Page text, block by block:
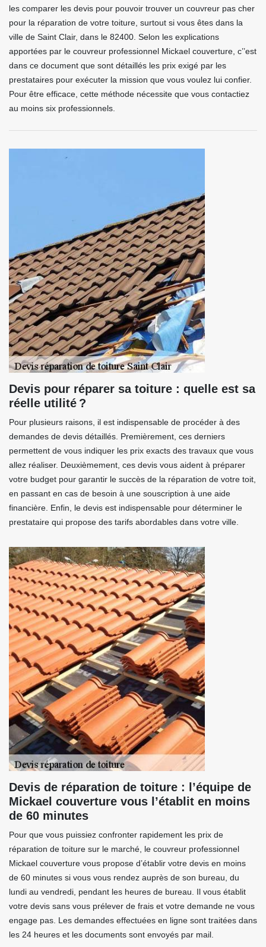
les comparer les devis pour pouvoir trouver un couvreur pas cher
pour la réparation de votre toiture, surtout si vous êtes dans la
ville de Saint Clair, dans le 82400. Selon les explications
apportées par le couvreur professionnel Mickael couverture, c’’est
dans ce document que sont détaillés les prix exigé par les
prestataires pour exécuter la mission que vous voulez lui confier.
Pour être efficace, cette méthode nécessite que vous contactiez
au moins six professionnels.
Devis pour réparer sa toiture : quelle est sa
réelle utilité ?
Pour plusieurs raisons, il est indispensable de procéder à des
demandes de devis détaillés. Premièrement, ces derniers
permettent de vous indiquer les prix exacts des travaux que vous
allez réaliser. Deuxièmement, ces devis vous aident à préparer
votre budget pour garantir le succès de la réparation de votre toit,
en passant en cas de besoin à une souscription à une aide
financière. Enfin, le devis est indispensable pour déterminer le
prestataire qui propose des tarifs abordables dans votre ville.
Devis de réparation de toiture : l’équipe de
Mickael couverture vous l’établit en moins
de 60 minutes
Pour que vous puissiez confronter rapidement les prix de
réparation de toiture sur le marché, le couvreur professionnel
Mickael couverture vous propose d’établir votre devis en moins
de 60 minutes si vous vous rendez auprès de son bureau, du
lundi au vendredi, pendant les heures de bureau. Il vous établit
votre devis sans vous prélever de frais et votre demande ne vous
engage pas. Les demandes effectuées en ligne sont traitées dans
les 24 heures et les documents sont envoyés par mail.